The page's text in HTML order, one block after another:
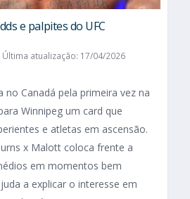
e palpites do UFC
Última atualização: 17/04/2026
no Canadá pela primeira vez na
Winnipeg um card que
e atletas em ascensão.
x Malott coloca frente a
em momentos bem
a explicar o interesse em